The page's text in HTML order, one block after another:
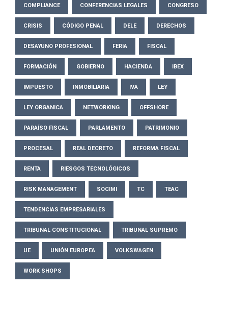
COMPLIANCE CONFERENCIAS LEGALES CONGRESO
CRISIS CÓDIGO PENAL DELE DERECHOS
DESAYUNO PROFESIONAL FERIA FISCAL
FORMACIÓN GOBIERNO HACIENDA IBEX
IMPUESTO INMOBILIARIA IVA LEY
LEY ORGANICA NETWORKING OFFSHORE
PARAÍSO FISCAL PARLAMENTO PATRIMONIO
PROCESAL REAL DECRETO REFORMA FISCAL
RENTA RIESGOS TECNOLÓGICOS
RISK MANAGEMENT SOCIMI TC TEAC
TENDENCIAS EMPRESARIALES
TRIBUNAL CONSTITUCIONAL TRIBUNAL SUPREMO
UE UNIÓN EUROPEA VOLKSWAGEN
WORK SHOPS